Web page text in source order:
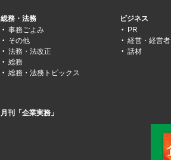
総務・法務
事務ごよみ
その他
法務・法改正
総務
総務・法務トピックス
ビジネス
PR
経営・経営者
話材
月刊「企業実務」